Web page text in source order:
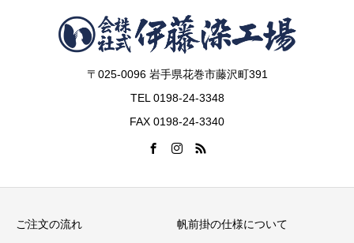
〒025-0096 岩手県花巻市藤沢町391
TEL 0198-24-3348
FAX 0198-24-3340
ご注文の流れ 帆前掛の仕様について